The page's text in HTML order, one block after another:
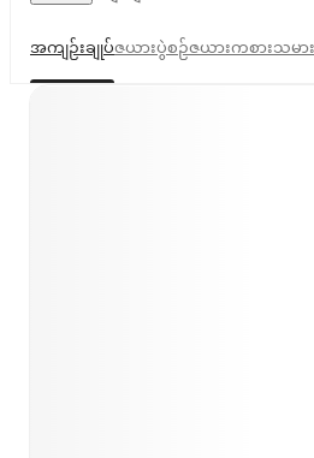
အကျဉ်းချုပ်ဇယားပွဲစဉ်ဇယားကစားသမ